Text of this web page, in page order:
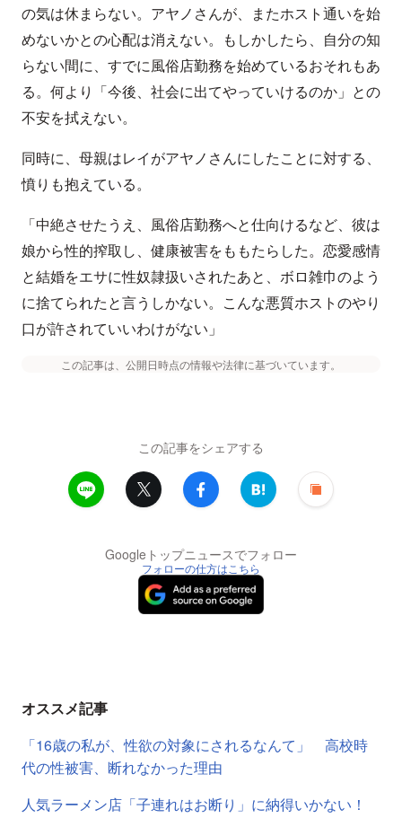
の気は休まらない。アヤノさんが、またホスト通いを始
めないかとの心配は消えない。もしかしたら、自分の知
らない間に、すでに風俗店勤務を始めているおそれもあ
る。何より「今後、社会に出てやっていけるのか」との
不安を拭えない。
同時に、母親はレイがアヤノさんにしたことに対する、
憤りも抱えている。
「中絶させたうえ、風俗店勤務へと仕向けるなど、彼は
娘から性的搾取し、健康被害をももたらした。恋愛感情
と結婚をエサに性奴隷扱いされたあと、ボロ雑巾のよう
に捨てられたと言うしかない。こんな悪質ホストのやり
口が許されていいわけがない」
この記事は、公開日時点の情報や法律に基づいています。
この記事をシェアする
Googleトップニュースでフォロー
フォローの仕方はこちら
オススメ記事
「16歳の私が、性欲の対象にされるなんて」 高校時
代の性被害、断れなかった理由
人気ラーメン店「子連れはお断り」に納得いかない！